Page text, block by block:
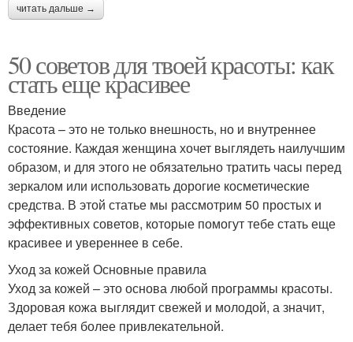
читать дальше →
50 советов для твоей красоты: как
стать еще красивее
Введение
Красота – это не только внешность, но и внутреннее
состояние. Каждая женщина хочет выглядеть наилучшим
образом, и для этого не обязательно тратить часы перед
зеркалом или использовать дорогие косметические
средства. В этой статье мы рассмотрим 50 простых и
эффективных советов, которые помогут тебе стать еще
красивее и увереннее в себе.
Уход за кожей Основные правила
Уход за кожей – это основа любой программы красоты.
Здоровая кожа выглядит свежей и молодой, а значит,
делает тебя более привлекательной.